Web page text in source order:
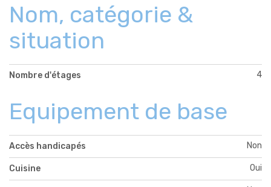
Nom, catégorie &
situation
Nombre d'étages 4
Equipement de base
Accès handicapés Non
Cuisine Oui